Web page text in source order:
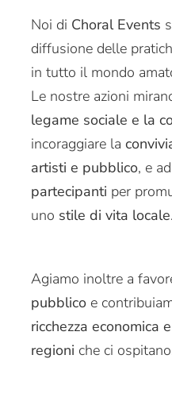
Noi di Choral Events
diffusione delle
in tutto il mondo
Le nostre azioni
legame sociale e la
incoraggiare la
artisti e pubblico, e ad
partecipanti per
uno stile di vita locale.
Agiamo inoltre a
pubblicoe
ricchezza economica
regioni che ci